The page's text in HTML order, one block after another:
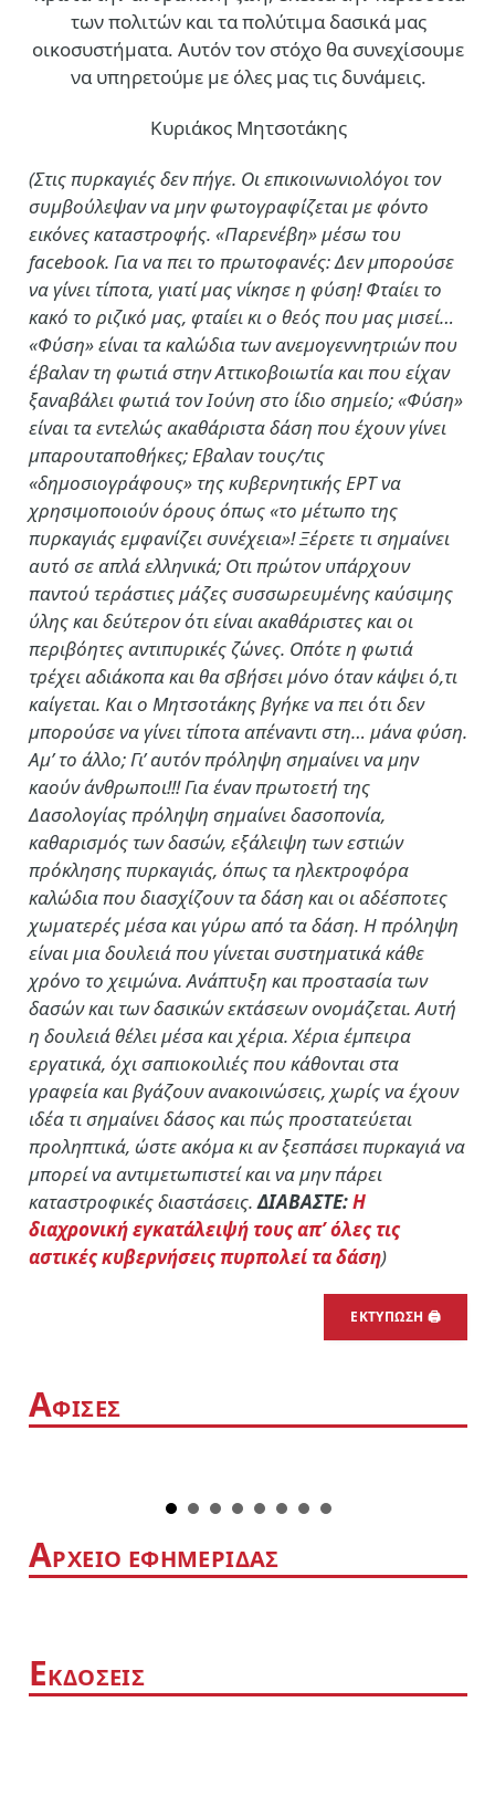
των πολιτών και τα πολύτιμα δασικά μας
οικοσυστήματα. Αυτόν τον στόχο θα συνεχίσουμε
να υπηρετούμε με όλες μας τις δυνάμεις.
Κυριάκος Μητσοτάκης
(Στις πυρκαγιές δεν πήγε. Οι επικοινωνιολόγοι τον
συμβούλεψαν να μην φωτογραφίζεται με φόντο
εικόνες καταστροφής. «Παρενέβη» μέσω του
facebook. Για να πει το πρωτοφανές: Δεν μπορούσε
να γίνει τίποτα, γιατί μας νίκησε η φύση! Φταίει το
κακό το ριζικό μας, φταίει κι ο θεός που μας μισεί…
«Φύση» είναι τα καλώδια των ανεμογεννητριών που
έβαλαν τη φωτιά στην Αττικοβοιωτία και που είχαν
ξαναβάλει φωτιά τον Ιούνη στο ίδιο σημείο; «Φύση»
είναι τα εντελώς ακαθάριστα δάση που έχουν γίνει
μπαρουταποθήκες; Εβαλαν τους/τις
«δημοσιογράφους» της κυβερνητικής ΕΡΤ να
χρησιμοποιούν όρους όπως «το μέτωπο της
πυρκαγιάς εμφανίζει συνέχεια»! Ξέρετε τι σημαίνει
αυτό σε απλά ελληνικά; Οτι πρώτον υπάρχουν
παντού τεράστιες μάζες συσσωρευμένης καύσιμης
ύλης και δεύτερον ότι είναι ακαθάριστες και οι
περιβόητες αντιπυρικές ζώνες. Οπότε η φωτιά
τρέχει αδιάκοπα και θα σβήσει μόνο όταν κάψει ό,τι
καίγεται. Και ο Μητσοτάκης βγήκε να πει ότι δεν
μπορούσε να γίνει τίποτα απέναντι στη… μάνα φύση.
Αμ’ το άλλο; Γι’ αυτόν πρόληψη σημαίνει να μην
καούν άνθρωποι!!! Για έναν πρωτοετή της
Δασολογίας πρόληψη σημαίνει δασοπονία,
καθαρισμός των δασών, εξάλειψη των εστιών
πρόκλησης πυρκαγιάς, όπως τα ηλεκτροφόρα
καλώδια που διασχίζουν τα δάση και οι αδέσποτες
χωματερές μέσα και γύρω από τα δάση. Η πρόληψη
είναι μια δουλειά που γίνεται συστηματικά κάθε
χρόνο το χειμώνα. Ανάπτυξη και προστασία των
δασών και των δασικών εκτάσεων ονομάζεται. Αυτή
η δουλειά θέλει μέσα και χέρια. Χέρια έμπειρα
εργατικά, όχι σαπιοκοιλιές που κάθονται στα
γραφεία και βγάζουν ανακοινώσεις, χωρίς να έχουν
ιδέα τι σημαίνει δάσος και πώς προστατεύεται
προληπτικά, ώστε ακόμα κι αν ξεσπάσει πυρκαγιά να
μπορεί να αντιμετωπιστεί και να μην πάρει
καταστροφικές διαστάσεις.ΔΙΑΒΑΣΤΕ:Η
διαχρονική εγκατάλειψή τους απ’ όλες τις
αστικές κυβερνήσεις πυρπολεί τα δάση)
ΕΚΤΥΠΩΣΗ 🖨
ΑΦΙΣΕΣ
ΑΡΧΕΙΟ ΕΦΗΜΕΡΙΔΑΣ
ΕΚΔΟΣΕΙΣ